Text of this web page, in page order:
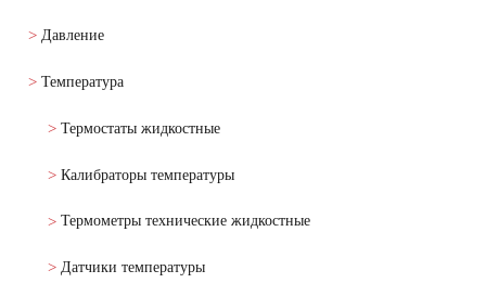
Давление
Температура
Термостаты жидкостные
Калибраторы температуры
Термометры технические жидкостные
Датчики температуры